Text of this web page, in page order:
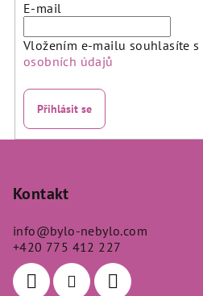
E-mail
Vložením e-mailu souhlasíte s
osobních údajů
Přihlásit se
Kontakt
info@bylo-nebylo.com
+420 775 412 227